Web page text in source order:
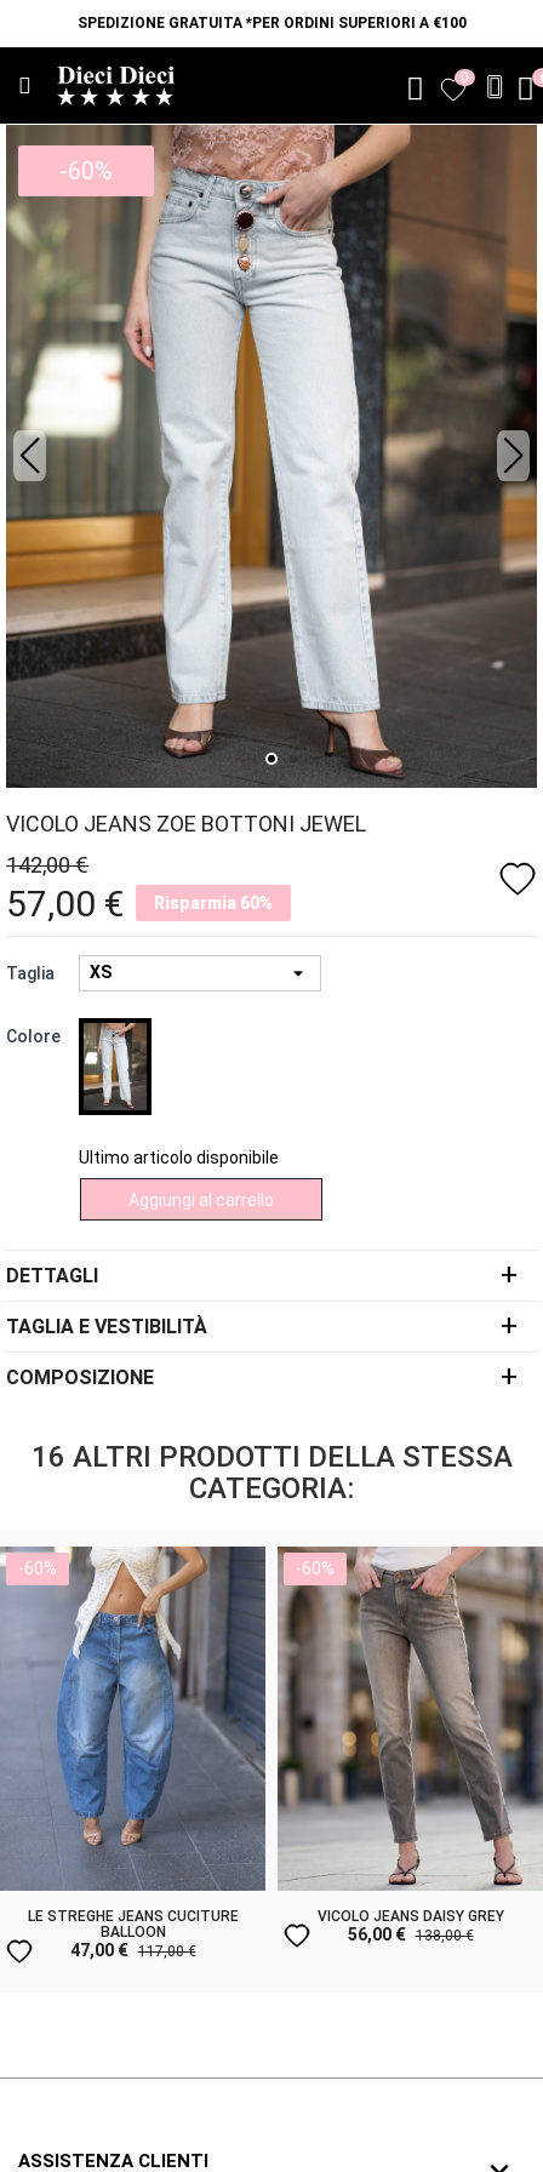
SPEDIZIONE GRATUITA *PER ORDINI SUPERIORI A €100
favorite0
-60%
VICOLO JEANS ZOE BOTTONI JEWEL
favorite
142,00 €
57,00 € Risparmia 60%
Taglia
Colore
Ultimo articolo disponibile
Aggiungi al carrello
DETTAGLI +
TAGLIA E VESTIBILITÀ +
COMPOSIZIONE +
16 ALTRI PRODOTTI DELLA STESSA
CATEGORIA:
-60%
LE STREGHE JEANS CUCITURE
BALLOON
47,00 € 117,00 €
favorite
-60%
VICOLO JEANS DAISY GREY
56,00 € 138,00 €
favorite
ASSISTENZA CLIENTI